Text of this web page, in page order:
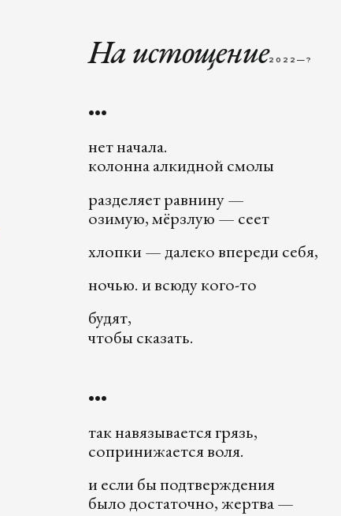
На истощение2022—?
•••
нет начала.
колонна алкидной смолы
разделяет равнину —
озимую, мёрзлую — сеет
хлопки — далеко впереди себя,
ночью. и всюду кого-то
будят,
чтобы сказать.
•••
так навязывается грязь,
сопринижается воля.
и если бы подтверждения
было достаточно, жертва —